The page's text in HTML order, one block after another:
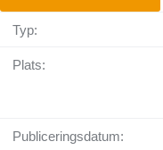
Typ:
Plats:
Publiceringsdatum: